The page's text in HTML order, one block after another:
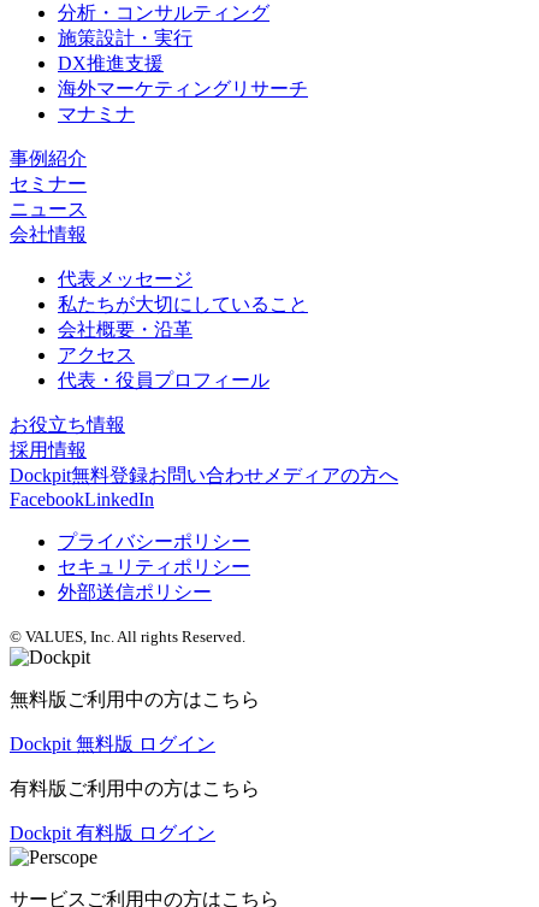
分析・コンサルティング
施策設計・実行
DX推進支援
海外マーケティングリサーチ
マナミナ
事例紹介
セミナー
ニュース
会社情報
代表メッセージ
私たちが大切にしていること
会社概要・沿革
アクセス
代表・役員プロフィール
お役立ち情報
採用情報
Dockpit無料登録お問い合わせ メディアの方へ
FacebookLinkedIn
プライバシーポリシー
セキュリティポリシー
外部送信ポリシー
© VALUES, Inc. All rights Reserved.
無料版ご利用中の方はこちら
Dockpit 無料版 ログイン
有料版ご利用中の方はこちら
Dockpit 有料版 ログイン
サービスご利用中の方はこちら